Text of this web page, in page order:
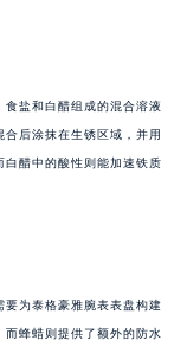
盐和白醋组成的混合溶液
后涂抹在生锈区域，并用
醋中的酸性则能加速铁质
为泰格豪雅腕表表盘构建
蜂蜡则提供了额外的防水